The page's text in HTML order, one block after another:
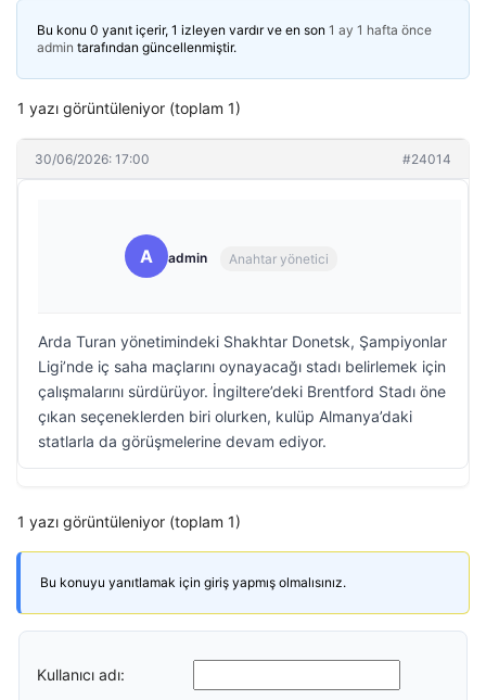
Bu konu 0 yanıt içerir, 1 izleyen vardır ve en son 1 ay 1 hafta önce
admin tarafından güncellenmiştir.
1 yazı görüntüleniyor (toplam 1)
30/06/2026: 17:00 #24014
A admin Anahtar yönetici
Arda Turan yönetimindeki Shakhtar Donetsk, Şampiyonlar
Ligi’nde iç saha maçlarını oynayacağı stadı belirlemek için
çalışmalarını sürdürüyor. İngiltere’deki Brentford Stadı öne
çıkan seçeneklerden biri olurken, kulüp Almanya’daki
statlarla da görüşmelerine devam ediyor.
1 yazı görüntüleniyor (toplam 1)
Bu konuyu yanıtlamak için giriş yapmış olmalısınız.
Kullanıcı adı: